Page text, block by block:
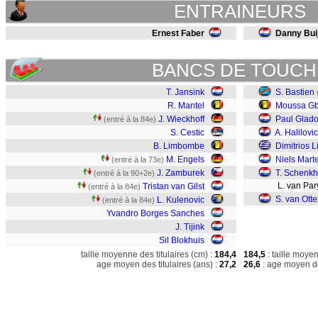
ENTRAINEURS
Ernest Faber Danny
BANCS DE
T. Jansink
R. Mantel
(entré à la 84e) J. Wieckhoff
S. Cestic
B. Limbombe
(entré à la 73e) M. Engels
(entré à la 90+2e) J. Zamburek
(entré à la 84e) Tristan van Gilst
(entré à la 84e) L. Kulenovic
Yvandro Borges Sanches
J. Tijink
Sil Blokhuis
S. Bastien
Moussa
Paul
A. Halilovic
Dimitrios
Niels
T.
L. van
S. van
taille moyenne des titulaires (cm) : 184,4
age moyen des titulaires (ans) : 27,2
184,5 : taille
26,6 : age moyen